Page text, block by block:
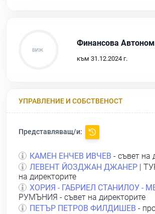
Финансова
към 31.12.2024 г.
УПРАВЛЕНИЕ И СОБСТВЕНОСТ
Представляващ/и:
КАМЕН ЕНЧЕВ ИВЧЕВ - съвет на
ЛЕВЕНТ ЙОЗДЖАН ДЖАНЕР |
на директорите
ХОРИЯ - ГАБРИЕЛ СТАНИЛОУ -
РУМЪНИЯ - съвет на директорите
ПЕТЪР ПЕТРОВ ФИЛДИШЕВ -